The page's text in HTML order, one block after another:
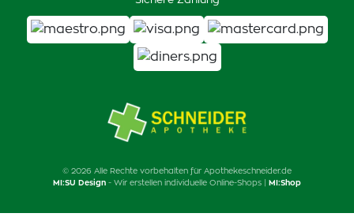
© 2026 Alle Rechte vorbehalten für Apothekeschneider.de
MI:SU Design - Wir erstellen individuelle Online-Shops | MI:Shop